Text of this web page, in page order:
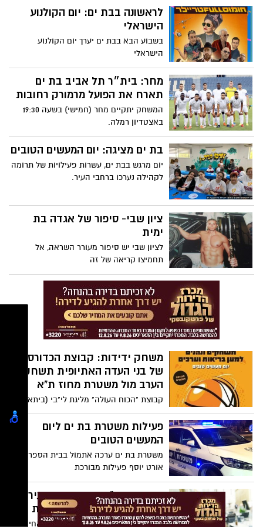
לראשונה בבת ים: יום הקולנוע
הישראלי
בשבוע הבא בבת ים יערך יום הקולנוע
הישראלי
מחר: בית״ר תל אביב בת ים
תארח את הפועל מרמורק רחובות
המשחק יתקיים מחר (חמישי) בשעה 19:30
באצטדיון רמלה.
בת ים מציגה: יום המעשים הטובים
יום מרגש בבת ים, עשרות פעילויות של תרומה
לקהילה נערכו ברחבי העיר.
ציון שבי- סיפור של אגדה בת
ימית
לציון שבי יש סיפור מעורר השראה, אל
תחמיצו קריאה של זה
משחק ידידות: קבוצת הכדורסל
של בני העדה האתיופית תשחק
הערב מול משטרת מחוז ת"א
קבוצת "הכוח העולה" מליגת לי"בי (ביתא
ישראל) תשחק במעמד ראש העיר ומפקד
תחנת בת ים.
פעילות משטרת בת ים ליום
המעשים הטובים
משטרת בת ים ערכה אתמול בבית הספר
אורט יוסף פעילות מבורכת
ורד דנינו, יו"ר ועד ההורים העירוני
בטור בלעדי וחשוב על חרמות
יו"ר ועד ההורים העירוני של מוסדות החינוך